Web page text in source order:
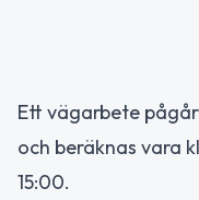
Ett vägarbete
och beräknas vara
15:00.